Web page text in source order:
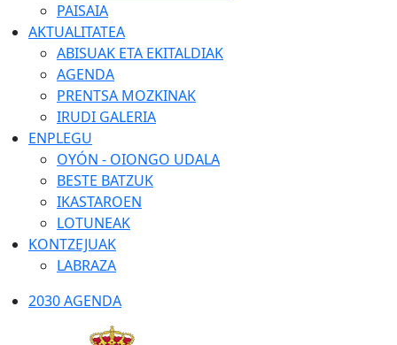
PAISAIA
AKTUALITATEA
ABISUAK ETA EKITALDIAK
AGENDA
PRENTSA MOZKINAK
IRUDI GALERIA
ENPLEGU
OYÓN - OIONGO UDALA
BESTE BATZUK
IKASTAROEN
LOTUNEAK
KONTZEJUAK
LABRAZA
2030 AGENDA